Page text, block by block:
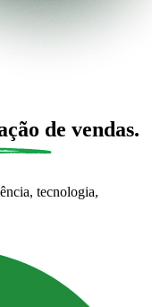
de vendas.
tecnologia,